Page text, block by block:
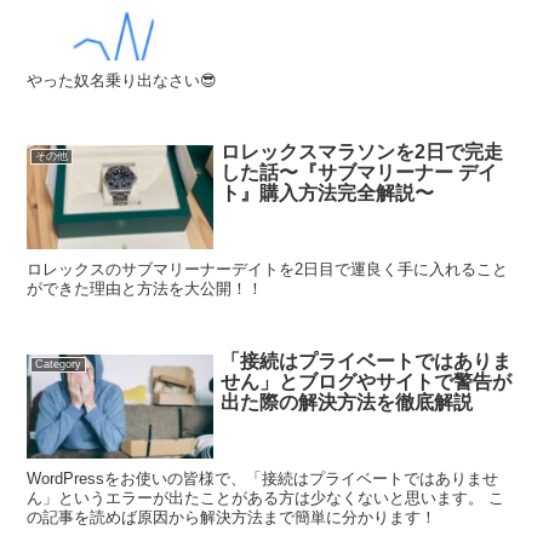
やった奴名乗り出なさい😎
その他
ロレックスマラソンを2日で完走
した話〜『サブマリーナー デイ
ト』購入方法完全解説〜
ロレックスのサブマリーナーデイトを2日目で運良く手に入れること
ができた理由と方法を大公開！！
Category
「接続はプライベートではありま
せん」とブログやサイトで警告が
出た際の解決方法を徹底解説
WordPressをお使いの皆様で、「接続はプライベートではありませ
ん」というエラーが出たことがある方は少なくないと思います。 こ
の記事を読めば原因から解決方法まで簡単に分かります！